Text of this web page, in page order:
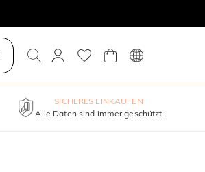
SICHERES EINKAUFEN
Alle Daten sind immer geschützt